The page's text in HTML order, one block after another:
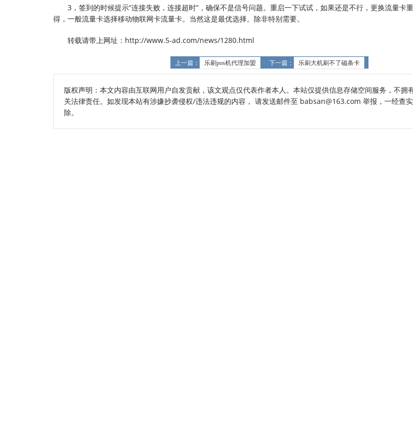
3，签到的时候提示“连接失败，连接超时”，确保不是信号问题。重启一下试试，如果还是不行，更换流量卡
得，一般流量卡选择移动物联网卡流量卡。当然这是最优选择。除非特别需要。
转载请带上网址：http://www.5-ad.com/news/1280.html
上一篇： 乐刷pos机代理加盟 下一篇： 乐刷大机刷不了磁条卡
版权声明：本文内容由互联网用户自发贡献，该文观点仅代表作者本人。本站仅提供信息存储空间服务，不拥
关法律责任。如发现本站有涉嫌抄袭侵权/违法违规的内容， 请发送邮件至 babsan@163.com 举报，一经查
除。